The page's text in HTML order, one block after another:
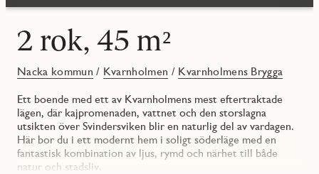
2 rok, 45 m²
Nacka kommun / Kvarnholmen / Kvarnholmens Brygga
Ett boende med ett av Kvarnholmens mest eftertraktade
lägen, där kajpromenaden, vattnet och den storslagna
utsikten över Svindersviken blir en naturlig del av vardagen.
Här bor du i ett modernt hem i soligt söderläge med en
fantastisk kombination av ljus, rymd och närhet till både
natur och stadsliv.